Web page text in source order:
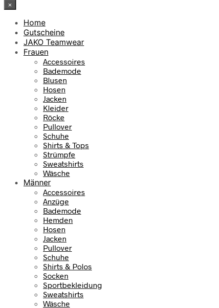
×
Home
Gutscheine
JAKO Teamwear
Frauen
Accessoires
Bademode
Blusen
Hosen
Jacken
Kleider
Röcke
Pullover
Schuhe
Shirts & Tops
Strümpfe
Sweatshirts
Wäsche
Männer
Accessoires
Anzüge
Bademode
Hemden
Hosen
Jacken
Pullover
Schuhe
Shirts & Polos
Socken
Sportbekleidung
Sweatshirts
Wäsche